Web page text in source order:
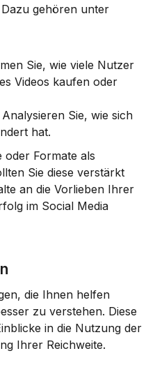
gehören unter
Sie, wie viele Nutzer
Videos kaufen oder
Analysieren Sie, wie sich
hat.
oder Formate als
Sie diese verstärkt
an die Vorlieben Ihrer
im Social Media
die Ihnen helfen
zu verstehen. Diese
in die Nutzung der
Ihrer Reichweite.